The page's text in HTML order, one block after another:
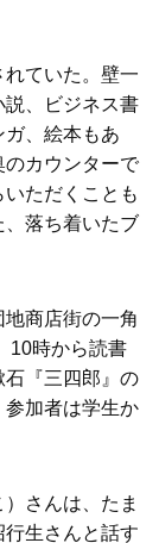
ていた。壁一
、ビジネス書
、絵本もあ
のカウンターで
ただくことも
、落ち着いたブ
商店街の一角
10時から読書
『三四郎』の
参加者は学生か
さんは、たま
生さんと話す